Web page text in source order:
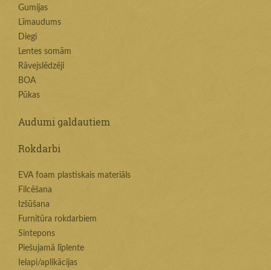
Gumijas
Līmaudums
Diegi
Lentes somām
Rāvejslēdzēji
BOA
Pūkas
Audumi galdautiem
Rokdarbi
EVA foam plastiskais materiāls
Filcēšana
Izšūšana
Furnitūra rokdarbiem
Sintepons
Piešujamā līplente
Ielapi/aplikācijas